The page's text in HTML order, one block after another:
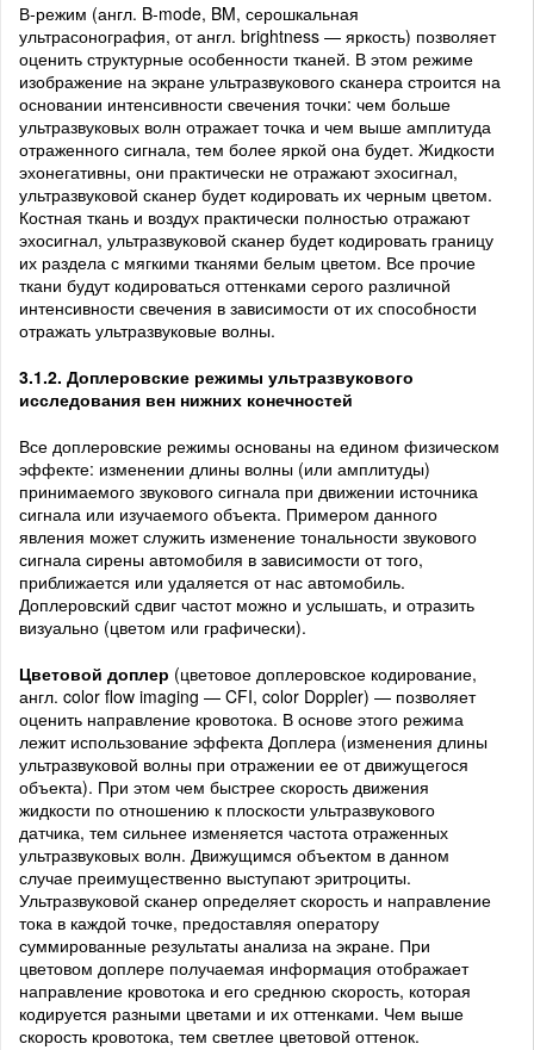
В-режим (англ. B-mode, BM, серошкальная
ультрасонография, от англ. brightness — яркость) позволяет
оценить структурные особенности тканей. В этом режиме
изображение на экране ультразвукового сканера строится на
основании интенсивности свечения точки: чем больше
ультразвуковых волн отражает точка и чем выше амплитуда
отраженного сигнала, тем более яркой она будет. Жидкости
эхонегативны, они практически не отражают эхосигнал,
ультразвуковой сканер будет кодировать их черным цветом.
Костная ткань и воздух практически полностью отражают
эхосигнал, ультразвуковой сканер будет кодировать границу
их раздела с мягкими тканями белым цветом. Все прочие
ткани будут кодироваться оттенками серого различной
интенсивности свечения в зависимости от их способности
отражать ультразвуковые волны.
3.1.2. Доплеровские режимы ультразвукового
исследования вен нижних конечностей
Все доплеровские режимы основаны на едином физическом
эффекте: изменении длины волны (или амплитуды)
принимаемого звукового сигнала при движении источника
сигнала или изучаемого объекта. Примером данного
явления может служить изменение тональности звукового
сигнала сирены автомобиля в зависимости от того,
приближается или удаляется от нас автомобиль.
Доплеровский сдвиг частот можно и услышать, и отразить
визуально (цветом или графически).
Цветовой доплер (цветовое доплеровское кодирование,
англ. color flow imaging — CFI, color Doppler) — позволяет
оценить направление кровотока. В основе этого режима
лежит использование эффекта Доплера (изменения длины
ультразвуковой волны при отражении ее от движущегося
объекта). При этом чем быстрее скорость движения
жидкости по отношению к плоскости ультразвукового
датчика, тем сильнее изменяется частота отраженных
ультразвуковых волн. Движущимся объектом в данном
случае преимущественно выступают эритроциты.
Ультразвуковой сканер определяет скорость и направление
тока в каждой точке, предоставляя оператору
суммированные результаты анализа на экране. При
цветовом доплере получаемая информация отображает
направление кровотока и его среднюю скорость, которая
кодируется разными цветами и их оттенками. Чем выше
скорость кровотока, тем светлее цветовой оттенок.